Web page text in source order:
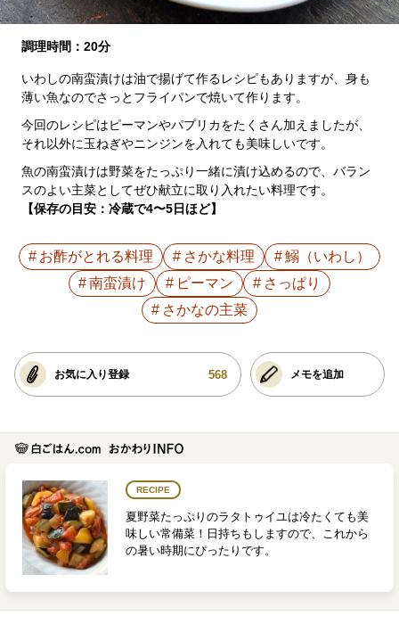
調理時間：20分
いわしの南蛮漬けは油で揚げて作るレシピもありますが、身も
薄い魚なのでさっとフライパンで焼いて作ります。
今回のレシピはピーマンやパプリカをたくさん加えましたが、
それ以外に玉ねぎやニンジンを入れても美味しいです。
魚の南蛮漬けは野菜をたっぷり一緒に漬け込めるので、バラン
スのよい主菜としてぜひ献立に取り入れたい料理です。
【保存の目安：冷蔵で4〜5日ほど】
お酢がとれる料理 さかな料理
鰯（いわし）
南蛮漬け
ピーマン
さっぱり
さかなの主菜
お気に入り登録 568 メモを追加
RECIPE
夏野菜たっぷりのラタトゥイユは冷たくても美
味しい常備菜！日持ちもしますので、これから
の暑い時期にぴったりです。